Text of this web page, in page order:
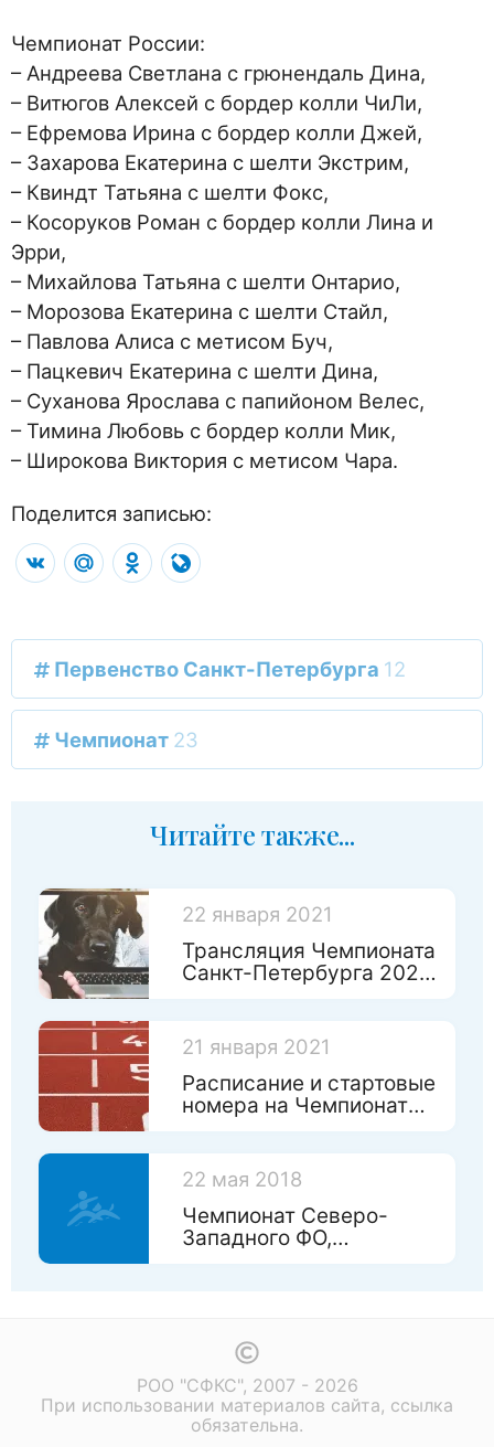
Чемпионат России:
– Андреева Светлана с грюнендаль Дина,
– Витюгов Алексей с бордер колли ЧиЛи,
– Ефремова Ирина с бордер колли Джей,
– Захарова Екатерина с шелти Экстрим,
– Квиндт Татьяна с шелти Фокс,
– Косоруков Роман с бордер колли Лина и
Эрри,
– Михайлова Татьяна с шелти Онтарио,
– Морозова Екатерина с шелти Стайл,
– Павлова Алиса с метисом Буч,
– Пацкевич Екатерина с шелти Дина,
– Суханова Ярослава с папийоном Велес,
– Тимина Любовь с бордер колли Мик,
– Широкова Виктория с метисом Чара.
Поделится записью:
VK Mail.RuOdnoklassniki
Первенство Санкт-Петербурга 12
Чемпионат 23
Читайте также...
22 января 2021
Трансляция Чемпионата
Санкт-Петербурга 2021
21 января 2021
Расписание и стартовые
номера на Чемпионат
22 мая 2018
Чемпионат Северо-
Западного ФО,
РОО "СФКС", 2007 - 2026
При использовании материалов сайта, ссылка
обязательна.